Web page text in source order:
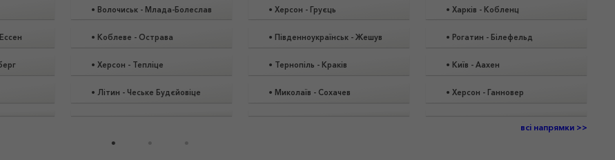
Ессен
• Волочиськ - Млада-Болеслав
• Коблеве - Острава
• Херсон - Тепліце
• Літин - Чеське Будєйовіце
• Херсон - Груєць
• Південноукраїнськ - Жешув
• Тернопіль - Краків
• Миколаїв - Сохачев
• Харків - Кобленц
• Рогатин - Білефельд
• Київ - Аахен
• Херсон - Ганновер
всі напрямки >>